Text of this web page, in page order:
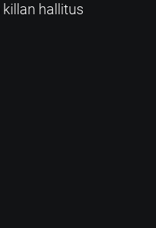
hallitus